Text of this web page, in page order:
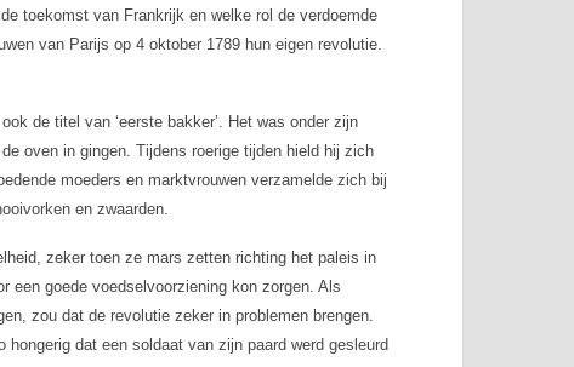
toekomst van Frankrijk en welke rol de verdoemde
van Parijs op 4 oktober 1789 hun eigen revolutie.
de titel van ‘eerste bakker’. Het was onder zijn
oven in gingen. Tijdens roerige tijden hield hij zich
moeders en marktvrouwen verzamelde zich bij
en zwaarden.
zeker toen ze mars zetten richting het paleis in
een goede voedselvoorziening kon zorgen. Als
zou dat de revolutie zeker in problemen brengen.
dat een soldaat van zijn paard werd gesleurd